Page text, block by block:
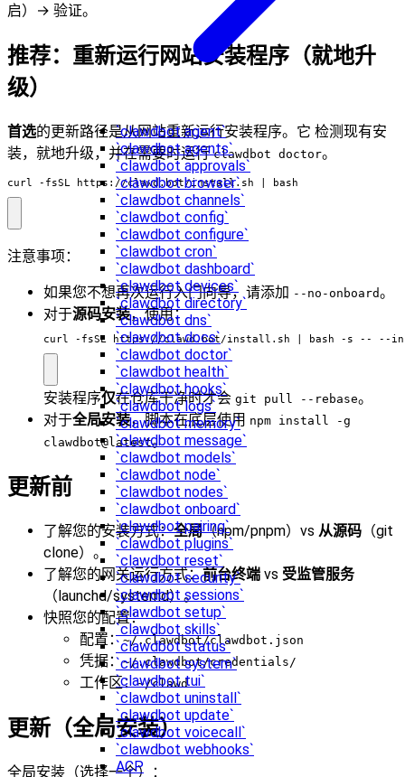
`clawdbot agent`
`clawdbot agents`
`clawdbot approvals`
`clawdbot browser`
`clawdbot channels`
`clawdbot config`
`clawdbot configure`
`clawdbot cron`
`clawdbot dashboard`
`clawdbot devices`
`clawdbot directory`
`clawdbot dns`
`clawdbot docs`
`clawdbot doctor`
`clawdbot health`
`clawdbot hooks`
`clawdbot logs`
`clawdbot memory`
`clawdbot message`
`clawdbot models`
`clawdbot node`
`clawdbot nodes`
`clawdbot onboard`
`clawdbot pairing`
`clawdbot plugins`
`clawdbot reset`
`clawdbot security`
`clawdbot sessions`
`clawdbot setup`
`clawdbot skills`
`clawdbot status`
`clawdbot system`
`clawdbot tui`
`clawdbot uninstall`
`clawdbot update`
`clawdbot voicecall`
`clawdbot webhooks`
ACP
启）→ 验证。
推荐：重新运行网站安装程序（就地升
级）
首选的更新路径是从网站重新运行安装程序。它 检测现有安
装，就地升级，并在需要时运行clawdbot doctor。
curl -fsSL https://clawd.bot/install.sh bash
注意事项：
如果您不想再次运行入门向导，请添加 --no-onboard。
对于源码安装，使用：
curl -fsSL https://clawd.bot/install.sh bash -s -- --
安装程序仅在仓库干净时才会 git pull --rebase。
对于全局安装，脚本在底层使用 npm install -g
clawdbot@latest。
更新前
了解您的安装方式：全局（npm/pnpm）vs 从源码 （git
clone）。
了解您的网关运行方式：前台终端 vs 受监管服务
（launchd/systemd）。
快照您的配置：
配置：~/.clawdbot/clawdbot.json
凭据：~/.clawdbot/credentials/
工作区：~/clawd
更新（全局安装）
全局安装（选择一个）：